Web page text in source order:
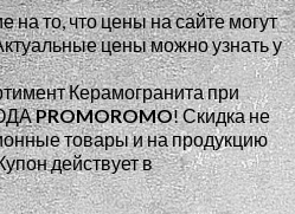
то, что цены на сайте могут
цены можно узнать у
Керамогранита при
PROMOROMO!Скидка не
товары и на продукцию
действует в